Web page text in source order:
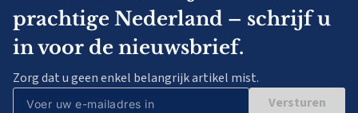
prachtige Nederland – schrijf u
in voor de nieuwsbrief.
Zorg dat u geen enkel belangrijk artikel mist.
Versturen